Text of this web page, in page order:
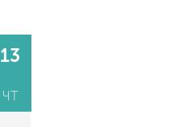
13
ЧТ